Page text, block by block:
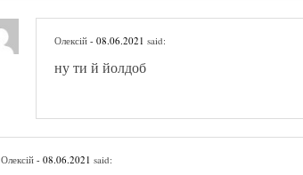
Олексій - 08.06.2021 said:
ну ти й йолдоб
Олексій - 08.06.2021 said: